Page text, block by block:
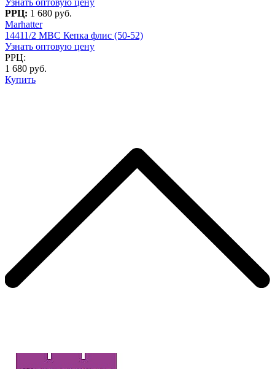
РРЦ: 1 680 руб.
Marhatter
14411/2 MBC Кепка флис (50-52)
Узнать оптовую цену
РРЦ:
1 680 руб.
Купить